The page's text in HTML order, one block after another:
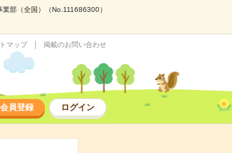
部（全国）（No.111686300）
マップ 掲載のお問い合わせ
会員登録 ログイン